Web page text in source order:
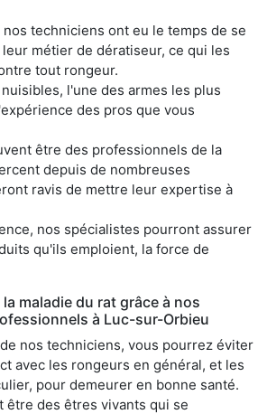
nos techniciens ont eu le temps de se
métier de dératiseur, ce qui les
tout rongeur.
l'une des armes les plus
des pros que vous
être des professionnels de la
depuis de nombreuses
ravis de mettre leur expertise à
nos spécialistes pourront assurer
qu'ils emploient, la force de
maladie du rat grâce à nos
à Luc-sur-Orbieu
nos techniciens, vous pourrez éviter
avec les rongeurs en général, et les
pour demeurer en bonne santé.
être des êtres vivants qui se